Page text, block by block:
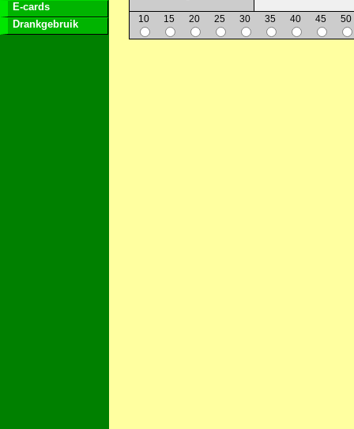
E-cards
Drankgebruik
10 15 20 25 30 35 40 45 50